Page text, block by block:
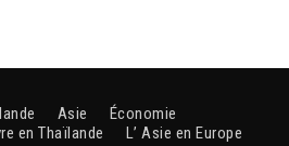
Asie
Économie
en Thaïlande
L’ Asie en Europe